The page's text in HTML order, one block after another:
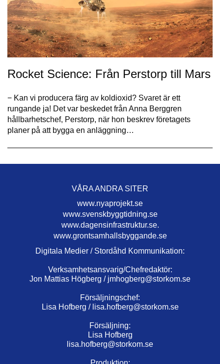
Rocket Science: Från Perstorp till Mars
− Kan vi producera färg av koldioxid? Svaret är ett
rungande ja! Det var beskedet från Anna Berggren
hållbarhetschef, Perstorp, när hon beskrev företagets
planer på att bygga en anläggning…
VÅRA ANDRA SITER
www.nyaprojekt.se
www.svenskbyggtidning.se
www.dagensinfrastruktur.se.
www.grontsamhallsbyggande.se
Digitala Medier / Stordåhd Kommunikation:
Verksamhetsansvarig/Chefredaktör:
Jon Mattias Högberg / jmhogberg@storkom.se
Försäljningschef:
Lisa Hofberg / lisa.hofberg@storkom.se
Försäljning:
Lisa Hofberg
lisa.hofberg@storkom.se